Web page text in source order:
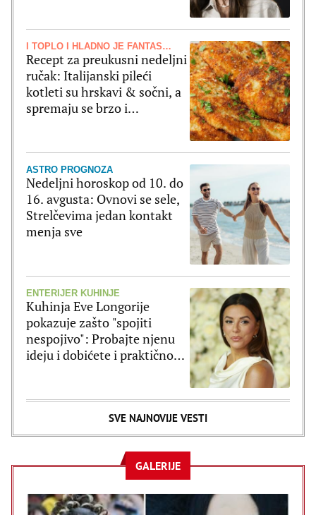
I TOPLO I HLADNO JE FANTASTIČNO
Recept za preukusni nedeljni
ručak: Italijanski pileći
kotleti su hrskavi & sočni, a
spremaju se brzo i
ASTRO PROGNOZA
Nedeljni horoskop od 10. do
16. avgusta: Ovnovi se sele,
Strelčevima jedan kontakt
menja sve
ENTERIJER KUHINJE
Kuhinja Eve Longorije
pokazuje zašto "spojiti
nespojivo": Probajte njenu
ideju i dobićete i praktičnost
SVE NAJNOVIJE VESTI
GALERIJE